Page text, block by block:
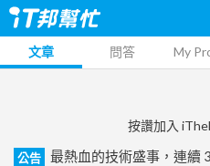
文章 問答 My
按讚加入
公告
最熱血的技術盛事，連續